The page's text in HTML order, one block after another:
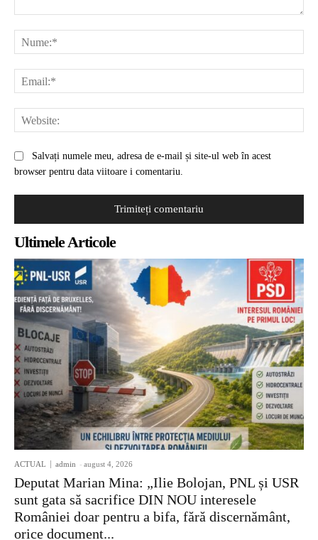
Salvați numele meu, adresa de e-mail și site-ul web în acest
browser pentru data viitoare i comentariu.
Ultimele Articole
ACTUAL admin - august 4, 2026
Deputat Marian Mina: „Ilie Bolojan, PNL și USR
sunt gata să sacrifice DIN NOU interesele
României doar pentru a bifa, fără discernământ,
orice document...